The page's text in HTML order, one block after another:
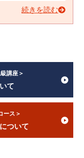
続きを読む
講座＞
て
ース＞
ついて